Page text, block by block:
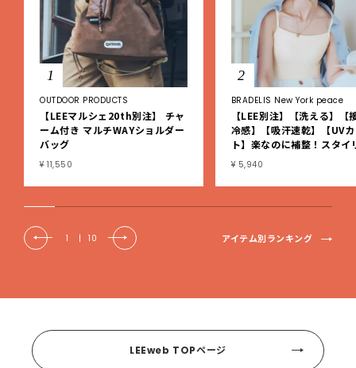
1
OUTDOOR PRODUCTS
【LEEマルシェ20th別注】 チャ
ーム付き マルチWAYショルダー
バッグ
¥ 11,550
2
BRADELIS New York peace
【LEE別注】【洗える】【
冷感】【吸汗速乾】【UV
ト】楽なのに補整！スタイ
シュ綿混ブラキャミ
¥ 5,940
1 | 10 アイテム別ランキング
LEEweb TOPページ